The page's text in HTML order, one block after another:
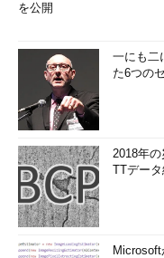
を公開
一にも
た6つの
2018年
TTデー